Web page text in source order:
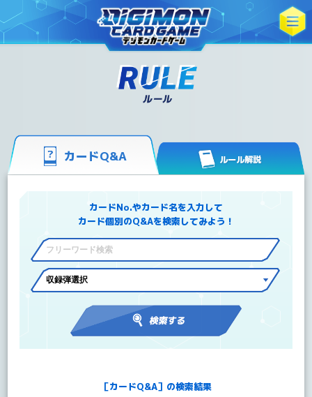
カードQ&A ルール解説
カードNo.やカード名を入力して
カード個別のQ&Aを検索してみよう！
［カードQ&A］の検索結果